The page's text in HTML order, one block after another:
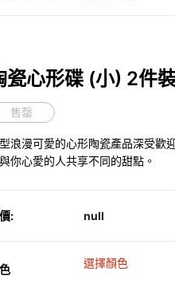
瓷心形碟 (小) 2件
售罄
浪漫可愛的心形陶瓷產品深受歡
你心愛的人共享不同的甜點。
: null
選擇顏色